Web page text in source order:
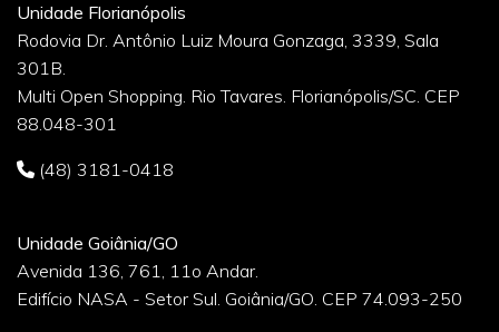
Unidade Florianópolis
Rodovia Dr. Antônio Luiz Moura Gonzaga, 3339, Sala
301B.
Multi Open Shopping. Rio Tavares. Florianópolis/SC. CEP
88.048-301
(48) 3181-0418
Unidade Goiânia/GO
Avenida 136, 761, 11o Andar.
Edifício NASA - Setor Sul. Goiânia/GO. CEP 74.093-250